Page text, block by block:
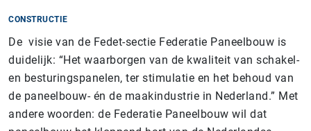
CONSTRUCTIE
De visie van de Fedet-sectie Federatie Paneelbouw is
duidelijk: “Het waarborgen van de kwaliteit van schakel-
en besturingspanelen, ter stimulatie en het behoud van
de paneelbouw- én de maakindustrie in Nederland.” Met
andere woorden: de Federatie Paneelbouw wil dat